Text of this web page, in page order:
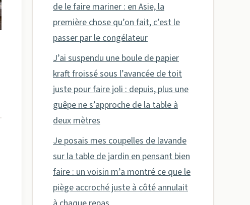
de le faire mariner : en Asie, la
première chose qu’on fait, c’est le
passer par le congélateur
J’ai suspendu une boule de papier
kraft froissé sous l’avancée de toit
juste pour faire joli : depuis, plus une
guêpe ne s’approche de la table à
deux mètres
Je posais mes coupelles de lavande
sur la table de jardin en pensant bien
faire : un voisin m’a montré ce que le
piège accroché juste à côté annulait